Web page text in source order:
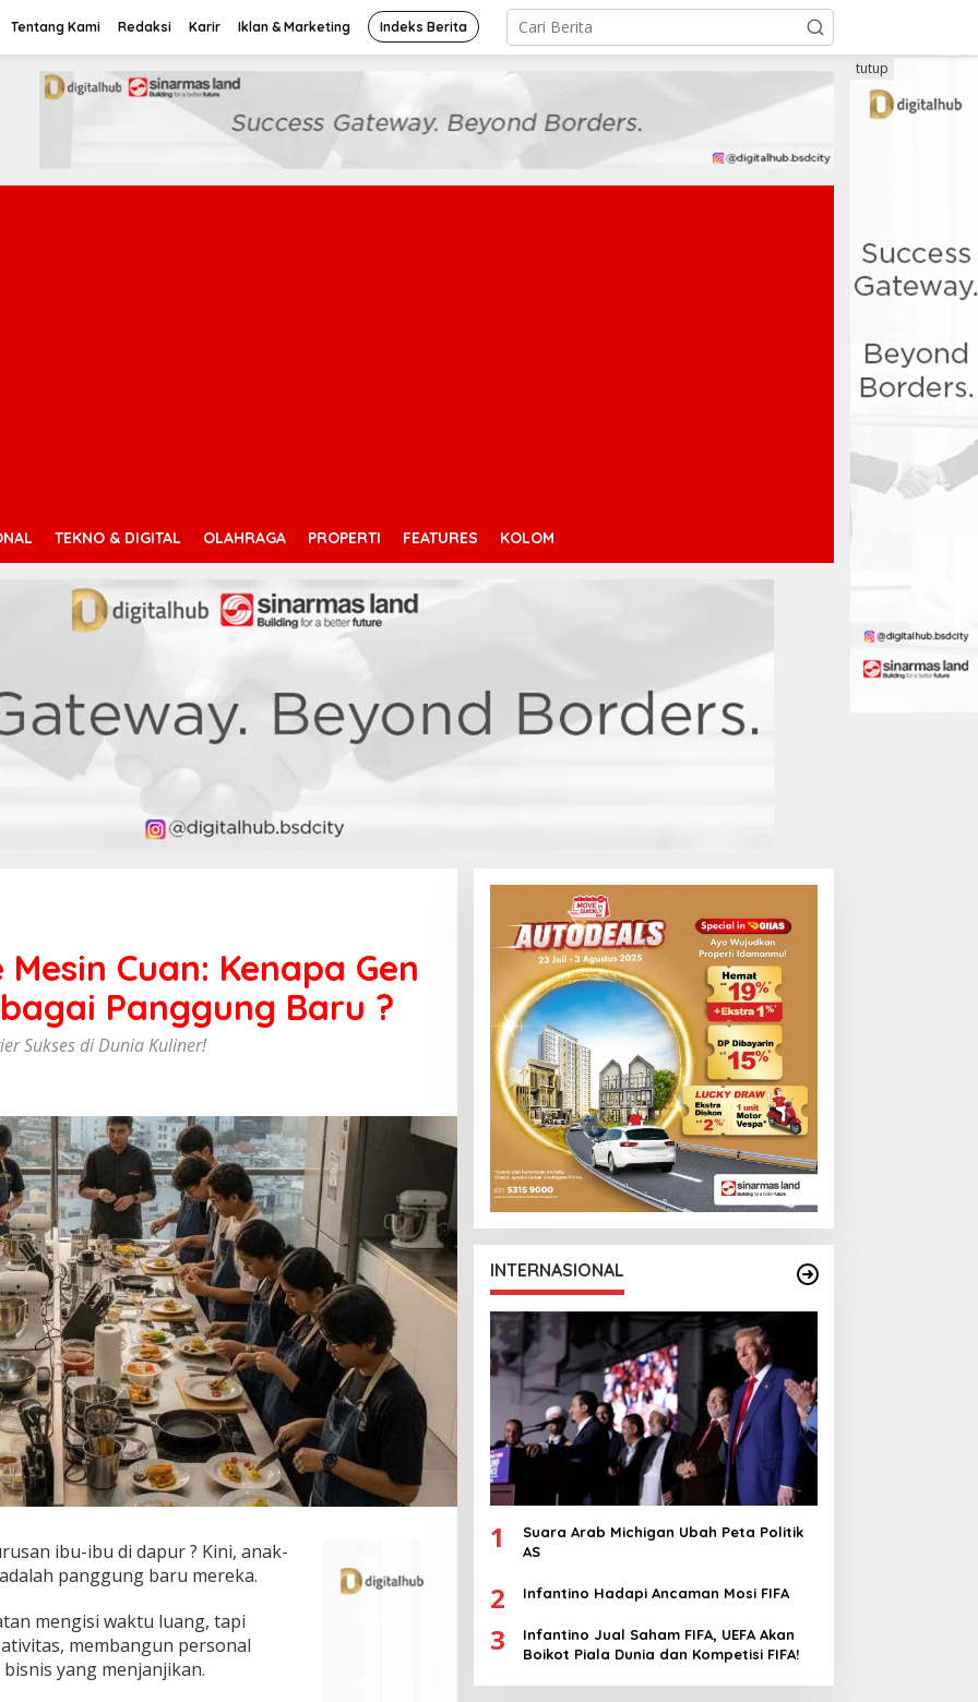
Tentang Kami Redaksi Karir Iklan & Marketing Indeks Berita
TEKNO & DIGITAL OLAHRAGA PROPERTI FEATURES KOLOM
tutup
Cuan: Kenapa Gen
Panggung Baru ?
Sukses di Dunia Kuliner!
ibu-ibu di dapur ? Kini, anak-
panggung baru mereka.
mengisi waktu luang, tapi
membangun personal
yang menjanjikan.
INTERNASIONAL
1
Suara Arab Michigan Ubah Peta Politik
AS
2 Infantino Hadapi Ancaman Mosi FIFA
3
Infantino Jual Saham FIFA, UEFA Akan
Boikot Piala Dunia dan Kompetisi FIFA!